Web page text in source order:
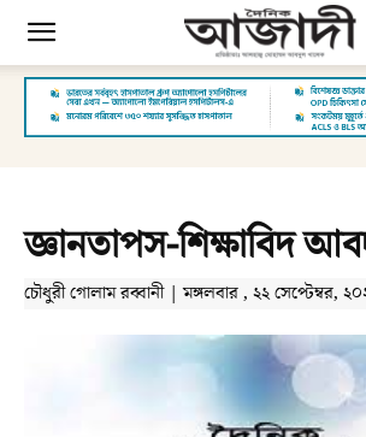
জ্ঞানতাপস-শিক্ষাবিদ
চৌধুরী গোলাম রব্বানী | মঙ্গলবার , ২২ সেপ্টেম্বর,